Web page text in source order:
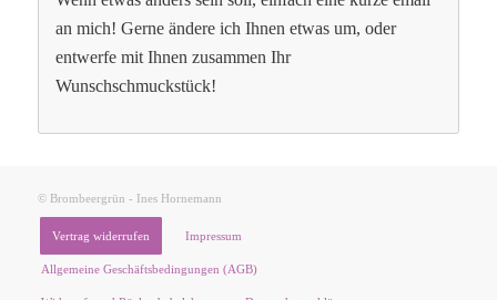
an mich! Gerne ändere ich Ihnen etwas um, oder
entwerfe mit Ihnen zusammen Ihr
Wunschschmuckstück!
© Brombeergrün - Ines Hornemann
Vertrag widerrufen Impressum
Allgemeine Geschäftsbedingungen (AGB)